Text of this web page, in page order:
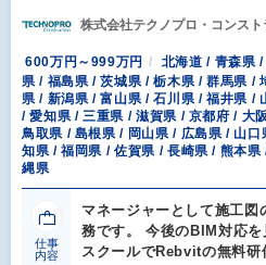
株式会社テクノプロ・コンス
600万円～999万円
北海道 / 青森県
県 / 福島県 / 茨城県 / 栃木県 / 群馬県 /
県 / 新潟県 / 富山県 / 石川県 / 福井県 /
/ 愛知県 / 三重県 / 滋賀県 / 京都府 / 大
鳥取県 / 島根県 / 岡山県 / 広島県 / 山
知県 / 福岡県 / 佐賀県 / 長崎県 / 熊本
縄県
仕事
内容
マネージャーとして施工図
務です。 今後のBIM対応
スクールでRebvitの無料研